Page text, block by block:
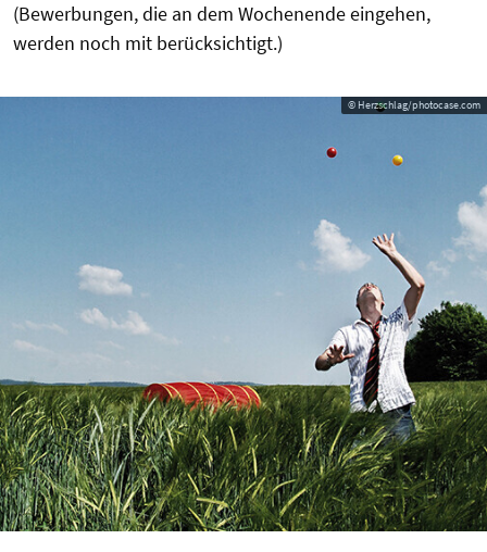
(Bewerbungen, die an dem Wochenende eingehen,
werden noch mit berücksichtigt.)
© Herzschlag/photocase.com